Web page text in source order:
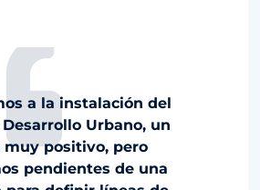
a la instalación del
Urbano, un
muy positivo, pero
pendientes de una